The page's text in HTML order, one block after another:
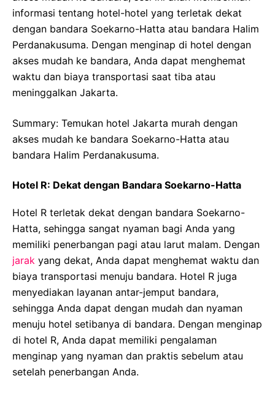
informasi tentang hotel-hotel yang terletak dekat
dengan bandara Soekarno-Hatta atau bandara Halim
Perdanakusuma. Dengan menginap di hotel dengan
akses mudah ke bandara, Anda dapat menghemat
waktu dan biaya transportasi saat tiba atau
meninggalkan Jakarta.
Summary: Temukan hotel Jakarta murah dengan
akses mudah ke bandara Soekarno-Hatta atau
bandara Halim Perdanakusuma.
Hotel R: Dekat dengan Bandara Soekarno-Hatta
Hotel R terletak dekat dengan bandara Soekarno-
Hatta, sehingga sangat nyaman bagi Anda yang
memiliki penerbangan pagi atau larut malam. Dengan
jarak yang dekat, Anda dapat menghemat waktu dan
biaya transportasi menuju bandara. Hotel R juga
menyediakan layanan antar-jemput bandara,
sehingga Anda dapat dengan mudah dan nyaman
menuju hotel setibanya di bandara. Dengan menginap
di hotel R, Anda dapat memiliki pengalaman
menginap yang nyaman dan praktis sebelum atau
setelah penerbangan Anda.